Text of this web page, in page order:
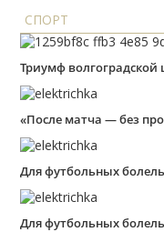
СПОРТ
Триумф
«После матча — без
Для футбольных
Для футбольных